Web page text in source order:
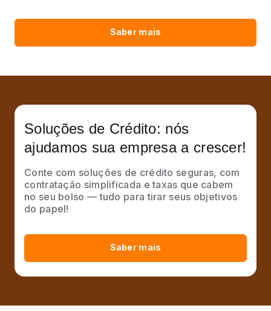
Saber mais
Soluções de Crédito: nós
ajudamos sua empresa a crescer!
Conte com soluções de crédito seguras, com
contratação simplificada e taxas que cabem
no seu bolso — tudo para tirar seus objetivos
do papel!
Saber mais